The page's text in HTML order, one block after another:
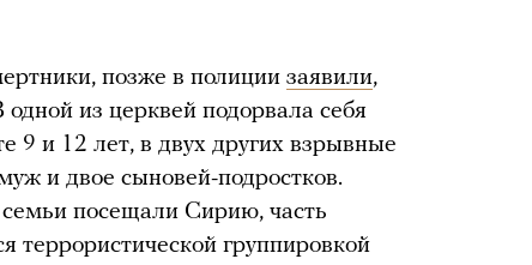
позже в полиции заявили,
из церквей подорвала себя
9 и 12 лет, в двух других взрывные
и двое сыновей-подростков.
посещали Сирию, часть
террористической группировкой